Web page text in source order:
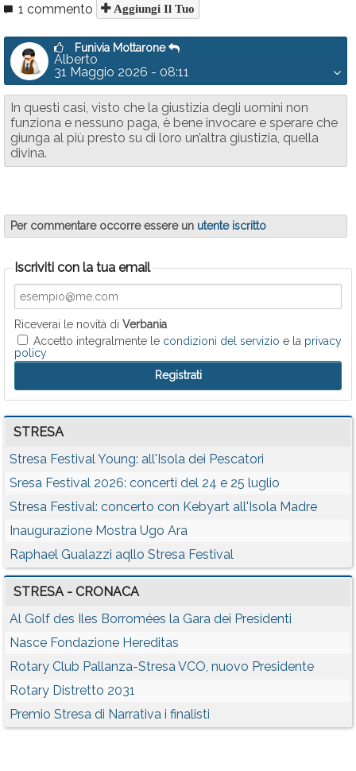
1 commento Aggiungi Il Tuo
Funivia Mottarone
Alberto
31 Maggio 2026 - 08:11
In questi casi, visto che la giustizia degli uomini non
funziona e nessuno paga, è bene invocare e sperare che
giunga al più presto su di loro un’altra giustizia, quella
divina.
Per commentare occorre essere un utente iscritto
Iscriviti con la tua email
Riceverai le novità di Verbania
Accetto integralmente le condizioni del servizio e la privacy
policy
STRESA
Stresa Festival Young: all'Isola dei Pescatori
Sresa Festival 2026: concerti del 24 e 25 luglio
Stresa Festival: concerto con Kebyart all'Isola Madre
Inaugurazione Mostra Ugo Ara
Raphael Gualazzi aqllo Stresa Festival
STRESA - CRONACA
Al Golf des Iles Borromées la Gara dei Presidenti
Nasce Fondazione Hereditas
Rotary Club Pallanza-Stresa VCO, nuovo Presidente
Rotary Distretto 2031
Premio Stresa di Narrativa i finalisti